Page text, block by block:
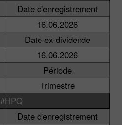
Date d'enregistrement
16.06.2026
Date ex-dividende
16.06.2026
Période
Trimestre
#HPQ
Date d'enregistrement